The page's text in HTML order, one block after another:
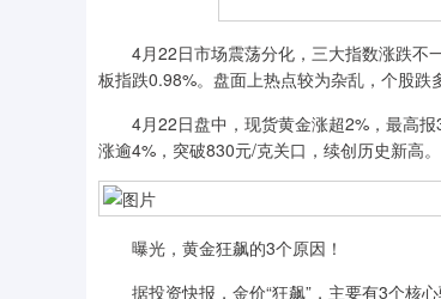
4月22日市场震荡分化，三大指数涨跌不
板指跌0.98%。盘面上热点较为杂乱，个股跌
4月22日盘中，现货黄金涨超2%，最高报
涨逾4%，突破830元/克关口，续创历史新高。
曝光，黄金狂飙的3个原因！
据投资快报，金价“狂飙”，主要有3个核心